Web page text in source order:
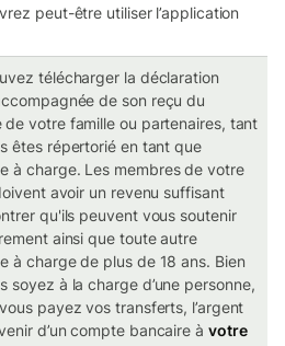
peut-être utiliser l’application
télécharger la déclaration
de son reçu du
de votre famille ou partenaires, tant
êtes répertorié en tant que
à charge. Les membres de votre
avoir un revenu suffisant
qu'ils peuvent vous soutenir
ainsi que toute autre
à charge de plus de 18 ans. Bien
soyez à la charge d’une personne,
payez vos transferts, l’argent
d’un compte bancaire à votre